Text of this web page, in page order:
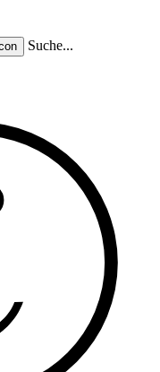
Suche...